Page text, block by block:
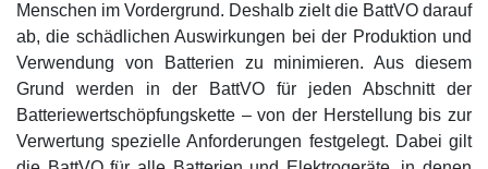
Menschen im Vordergrund. Deshalb zielt die BattVO darauf
ab, die schädlichen Auswirkungen bei der Produktion und
Verwendung von Batterien zu minimieren. Aus diesem
Grund werden in der BattVO für jeden Abschnitt der
Batteriewertschöpfungskette – von der Herstellung bis zur
Verwertung spezielle Anforderungen festgelegt. Dabei gilt